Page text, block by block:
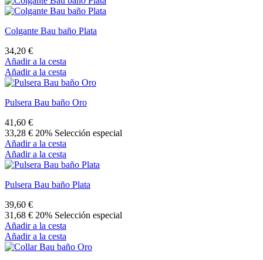
Collar Bau baño Plata
68,40 €
Añadir a la cesta
Añadir a la cesta
Agujón Bau baño Oro
36,70 €
Añadir a la cesta
Añadir a la cesta
Agujón Bau baño Plata
35,30 €
Añadir a la cesta
Añadir a la cesta